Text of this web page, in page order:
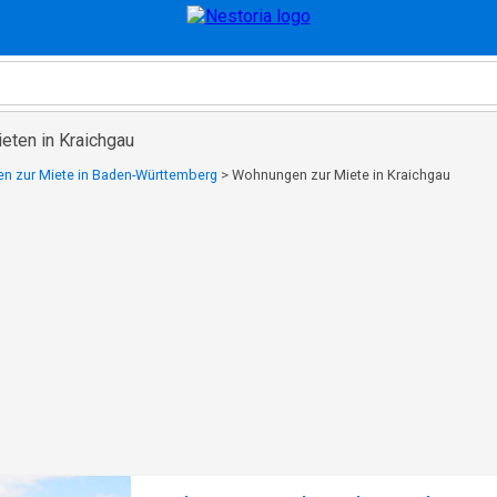
in Kraichgau
zur Miete in Baden-Württemberg > Wohnungen zur Miete in Kraichgau